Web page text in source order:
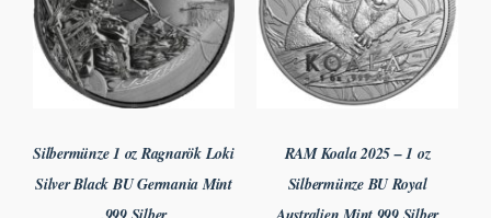
Silbermünze 1 oz Ragnarök Loki
Silver Black BU Germania Mint
RAM Koala 2025 – 1 oz
Silbermünze BU Royal